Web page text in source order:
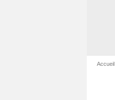
Accueil